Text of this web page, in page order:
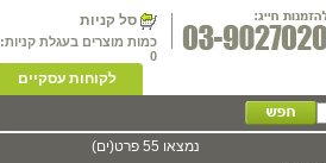
סל קניות
כמות מוצרים בעגלת קניות:
0
לקוחות עסקיים
נמצאו 55 פרט(ים)